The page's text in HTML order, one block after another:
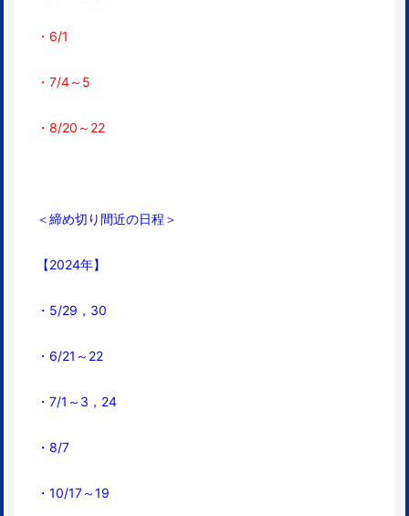
・6/1
・7/4～5
・8/20～22
＜締め切り間近の日程＞
【2024年】
・5/29，30
・6/21～22
・7/1～3 ，24
・8/7
・10/17～19